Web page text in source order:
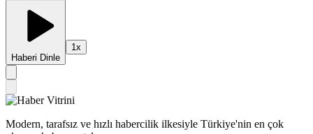
Haberi Dinle
1x
Modern, tarafsız ve hızlı habercilik ilkesiyle Türkiye'nin en çok